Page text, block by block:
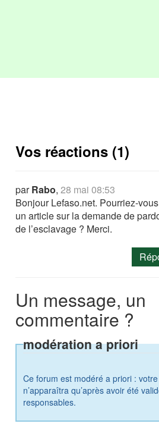
Vos réactions (1)
parRabo,28 mai 08:53
Bonjour Lefaso.net. Pourriez-
un article sur la demande de
de l’esclavage ? Merci.
Un message, un
commentaire ?
modération a priori
Ce forum est modéré a priori :
n’apparaîtra qu’après avoir été
responsables.